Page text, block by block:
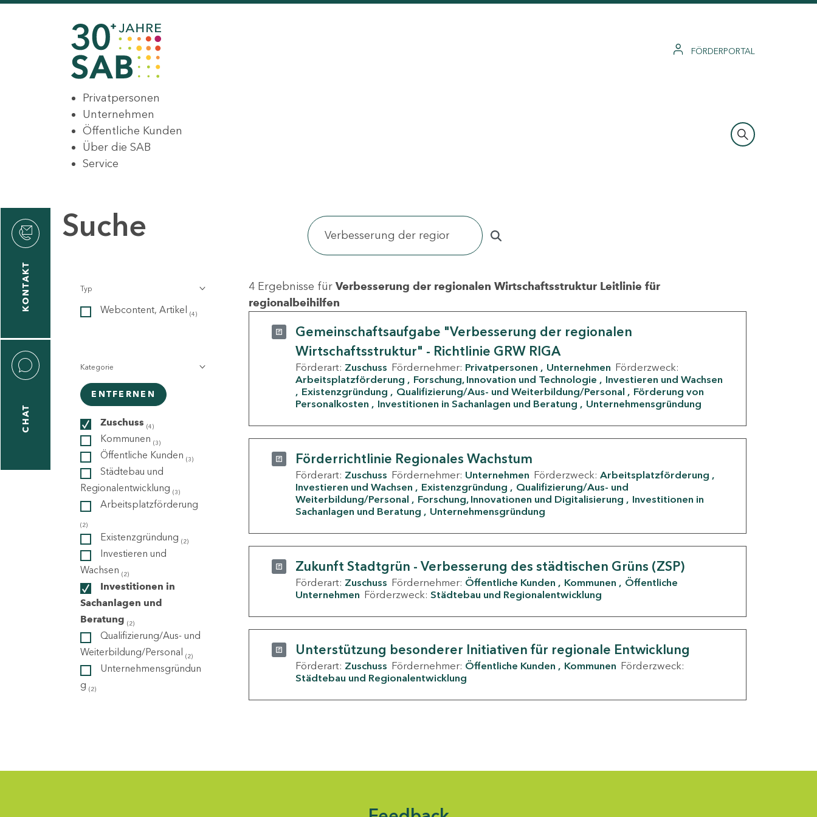
FÖRDERPORTAL
Privatpersonen
Unternehmen
Öffentliche Kunden
Über die SAB
Service
KONTAKT
CHAT
Suche
Typ
Webcontent, Artikel (4)
Kategorie
ENTFERNEN
Zuschuss (4)
Kommunen (3)
Öffentliche Kunden (3)
Städtebau und
Regionalentwicklung (3)
Arbeitsplatzförderung
(2)
Existenzgründung (2)
Investieren und
Wachsen (2)
Investitionen in
Sachanlagen und
Beratung (2)
Qualifizierung/Aus- und
Weiterbildung/Personal (2)
Unternehmensgründun
g (2)
4 Ergebnisse für Verbesserung der regionalen Wirtschaftsstruktur Leitlinie für
regionalbeihilfen
Gemeinschaftsaufgabe "Verbesserung der regionalen
Wirtschaftsstruktur" - Richtlinie GRW RIGA
Förderart: Zuschuss Fördernehmer: Privatpersonen Unternehmen Förderzweck:
Arbeitsplatzförderung
Forschung, Innovation und Technologie
Investieren und Wachsen
Existenzgründung
Qualifizierung/Aus- und Weiterbildung/Personal
Förderung von
Personalkosten
Investitionen in Sachanlagen und Beratung Unternehmensgründung
Förderrichtlinie Regionales Wachstum
Förderart: Zuschuss Fördernehmer: Unternehmen Förderzweck: Arbeitsplatzförderung
Investieren und Wachsen
Existenzgründung
Qualifizierung/Aus- und
Weiterbildung/Personal
Forschung, Innovationen und Digitalisierung
Investitionen in
Sachanlagen und Beratung
Unternehmensgründung
Zukunft Stadtgrün - Verbesserung des städtischen Grüns (ZSP)
Förderart: Zuschuss Fördernehmer: Öffentliche Kunden Kommunen
Öffentliche
Unternehmen Förderzweck: Städtebau und Regionalentwicklung
Unterstützung besonderer Initiativen für regionale Entwicklung
Förderart: Zuschuss Fördernehmer: Öffentliche Kunden Kommunen Förderzweck:
Städtebau und Regionalentwicklung